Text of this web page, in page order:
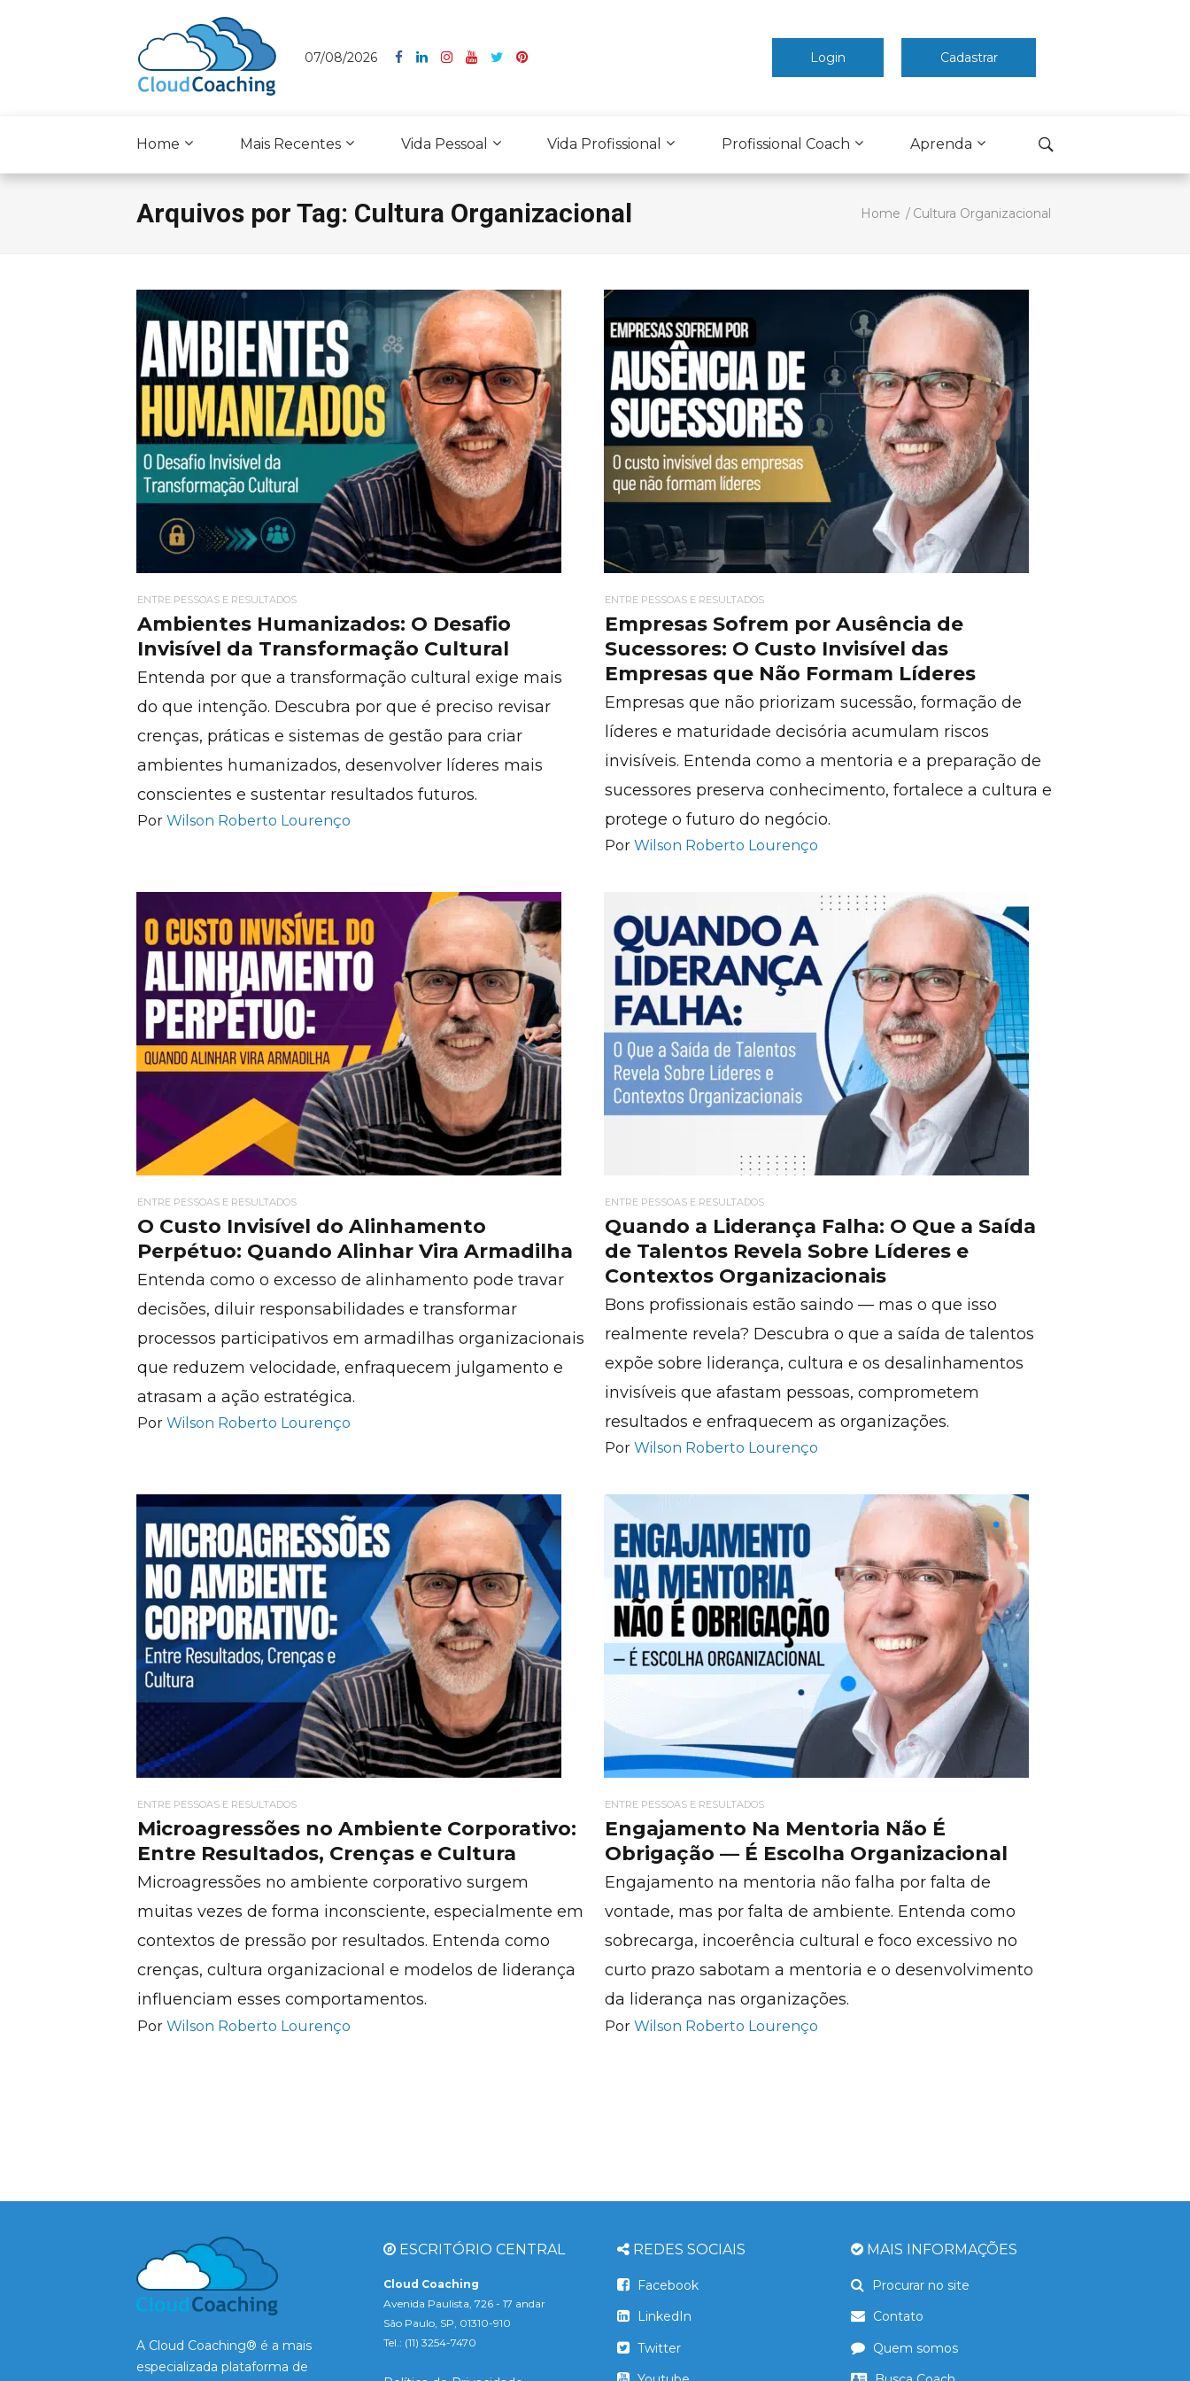
07/08/2026 Login Cadastrar
Home Mais Recentes Vida Pessoal Vida Profissional Profissional Coach Aprenda
Arquivos por Tag: Cultura Organizacional Home Cultura Organizacional
ENTRE PESSOAS E RESULTADOS
Ambientes Humanizados: O Desafio
Invisível da Transformação Cultural
Entenda por que a transformação cultural exige mais
do que intenção. Descubra por que é preciso revisar
crenças, práticas e sistemas de gestão para criar
ambientes humanizados, desenvolver líderes mais
conscientes e sustentar resultados futuros.
Por Wilson Roberto Lourenço
ENTRE PESSOAS E RESULTADOS
Empresas Sofrem por Ausência de
Sucessores: O Custo Invisível das
Empresas que Não Formam Líderes
Empresas que não priorizam sucessão, formação de
líderes e maturidade decisória acumulam riscos
invisíveis. Entenda como a mentoria e a preparação de
sucessores preserva conhecimento, fortalece a cultura e
protege o futuro do negócio.
Por Wilson Roberto Lourenço
ENTRE PESSOAS E RESULTADOS
O Custo Invisível do Alinhamento
Perpétuo: Quando Alinhar Vira Armadilha
Entenda como o excesso de alinhamento pode travar
decisões, diluir responsabilidades e transformar
processos participativos em armadilhas organizacionais
que reduzem velocidade, enfraquecem julgamento e
atrasam a ação estratégica.
Por Wilson Roberto Lourenço
ENTRE PESSOAS E RESULTADOS
Quando a Liderança Falha: O Que a Saída
de Talentos Revela Sobre Líderes e
Contextos Organizacionais
Bons profissionais estão saindo — mas o que isso
realmente revela? Descubra o que a saída de talentos
expõe sobre liderança, cultura e os desalinhamentos
invisíveis que afastam pessoas, comprometem
resultados e enfraquecem as organizações.
Por Wilson Roberto Lourenço
ENTRE PESSOAS E RESULTADOS
Microagressões no Ambiente Corporativo:
Entre Resultados, Crenças e Cultura
Microagressões no ambiente corporativo surgem
muitas vezes de forma inconsciente, especialmente em
contextos de pressão por resultados. Entenda como
crenças, cultura organizacional e modelos de liderança
influenciam esses comportamentos.
Por Wilson Roberto Lourenço
ENTRE PESSOAS E RESULTADOS
Engajamento Na Mentoria Não É
Obrigação — É Escolha Organizacional
Engajamento na mentoria não falha por falta de
vontade, mas por falta de ambiente. Entenda como
sobrecarga, incoerência cultural e foco excessivo no
curto prazo sabotam a mentoria e o desenvolvimento
da liderança nas organizações.
Por Wilson Roberto Lourenço
A Cloud Coaching® é a mais
especializada plataforma de
ESCRITÓRIO CENTRAL
Cloud Coaching
Avenida Paulista, 726 - 17 andar
São Paulo, SP, 01310-910
Tel.: (11) 3254-7470
REDES SOCIAIS
Facebook
LinkedIn
Twitter
MAIS INFORMAÇÕES
Procurar no site
Contato
Quem somos